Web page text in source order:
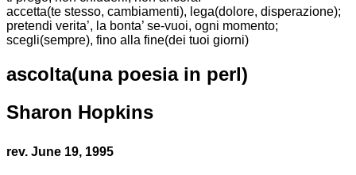
accetta(te stesso, cambiamenti), lega(dolore, disperazione);
pretendi verita’, la bonta’ se-vuoi, ogni momento;
scegli(sempre), fino alla fine(dei tuoi giorni)
ascolta(una poesia in perl)
Sharon Hopkins
rev. June 19, 1995